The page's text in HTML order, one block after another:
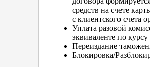
средств на счете
с клиентского счета
Уплата разовой
эквиваленте по
Переиздание
Блокировка/